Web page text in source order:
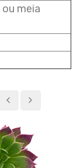
meia